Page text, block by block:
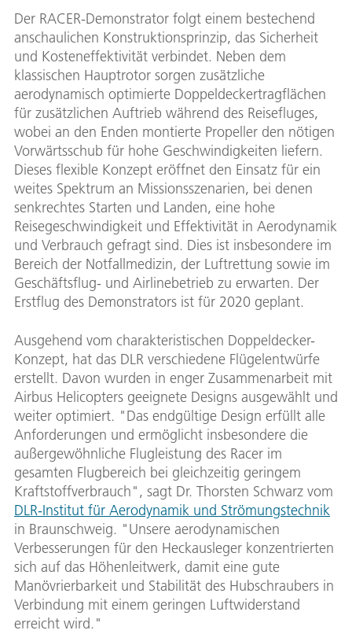
Der RACER-Demonstrator folgt einem bestechend
anschaulichen Konstruktionsprinzip, das Sicherheit
und Kosteneffektivität verbindet. Neben dem
klassischen Hauptrotor sorgen zusätzliche
aerodynamisch optimierte Doppeldeckertragflächen
für zusätzlichen Auftrieb während des Reisefluges,
wobei an den Enden montierte Propeller den nötigen
Vorwärtsschub für hohe Geschwindigkeiten liefern.
Dieses flexible Konzept eröffnet den Einsatz für ein
weites Spektrum an Missionsszenarien, bei denen
senkrechtes Starten und Landen, eine hohe
Reisegeschwindigkeit und Effektivität in Aerodynamik
und Verbrauch gefragt sind. Dies ist insbesondere im
Bereich der Notfallmedizin, der Luftrettung sowie im
Geschäftsflug- und Airlinebetrieb zu erwarten. Der
Erstflug des Demonstrators ist für 2020 geplant.
Ausgehend vom charakteristischen Doppeldecker-
Konzept, hat das DLR verschiedene Flügelentwürfe
erstellt. Davon wurden in enger Zusammenarbeit mit
Airbus Helicopters geeignete Designs ausgewählt und
weiter optimiert. "Das endgültige Design erfüllt alle
Anforderungen und ermöglicht insbesondere die
außergewöhnliche Flugleistung des Racer im
gesamten Flugbereich bei gleichzeitig geringem
Kraftstoffverbrauch", sagt Dr. Thorsten Schwarz vom
DLR-Institut für Aerodynamik und Strömungstechnik
in Braunschweig. "Unsere aerodynamischen
Verbesserungen für den Heckausleger konzentrierten
sich auf das Höhenleitwerk, damit eine gute
Manövrierbarkeit und Stabilität des Hubschraubers in
Verbindung mit einem geringen Luftwiderstand
erreicht wird."